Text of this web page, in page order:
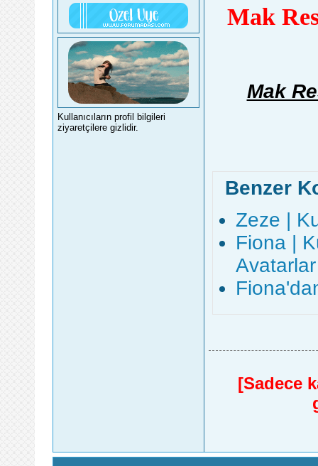
Kullanıcıların profil bilgileri
ziyaretçilere gizlidir.
Mak
Mak
Benzer
Zeze |
Fiona |
Avatarlar
[Sadece